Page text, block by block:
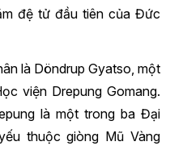
đệ tử đầu tiên của Đức
là Döndrup Gyatso, một
viện Drepung Gomang.
là một trong ba Đại
thuộc giòng Mũ Vàng